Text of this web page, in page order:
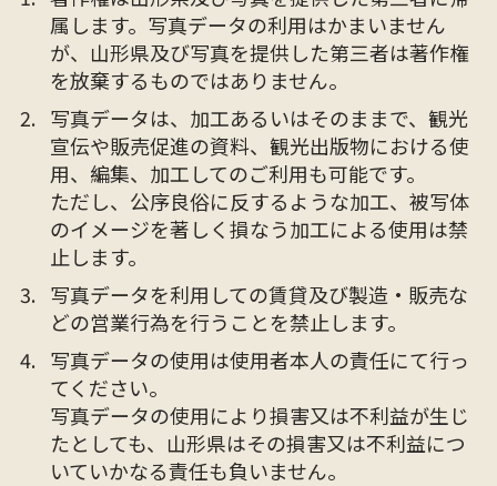
属します。写真データの利用はかまいません
が、山形県及び写真を提供した第三者は著作権
を放棄するものではありません。
写真データは、加工あるいはそのままで、観光
宣伝や販売促進の資料、観光出版物における使
用、編集、加工してのご利用も可能です。
ただし、公序良俗に反するような加工、被写体
のイメージを著しく損なう加工による使用は禁
止します。
写真データを利用しての賃貸及び製造・販売な
どの営業行為を行うことを禁止します。
写真データの使用は使用者本人の責任にて行っ
てください。
写真データの使用により損害又は不利益が生じ
たとしても、山形県はその損害又は不利益につ
いていかなる責任も負いません。